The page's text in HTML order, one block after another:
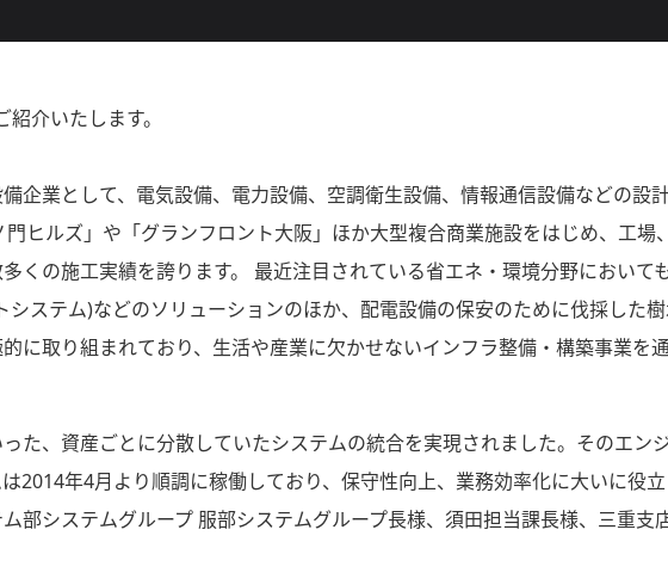
介いたします。
企業として、電気設備、電力設備、空調衛生設備、情報通信設備などの設計
ヒルズ」や「グランフロント大阪」ほか大型複合商業施設をはじめ、工場
くの施工実績を誇ります。 最近注目されている省エネ・環境分野において
ステム)などのソリューションのほか、配電設備の保安のために伐採した
に取り組まれており、生活や産業に欠かせないインフラ整備・構築事業を
た、資産ごとに分散していたシステムの統合を実現されました。そのエ
2014年4月より順調に稼働しており、保守性向上、業務効率化に大いに役立
部システムグループ 服部システムグループ長様、須田担当課長様、三重支